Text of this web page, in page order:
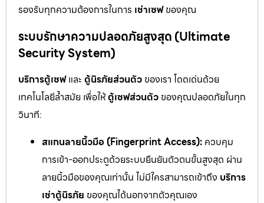
รองรับทุกความต้องการในการ เช่าเซฟของคุณ
ระบบรักษาความปลอดภัยสูงสุด (Ultimate
Security System)
บริการตู้เซฟและ ตู้นิรภัยส่วนตัว ของเรา โดดเด่นด้วย
เทคโนโลยีล้ำสมัย เพื่อให้ตู้เซฟส่วนตัว ของคุณปลอดภัยในทุก
วินาที:
สแกนลายนิ้วมือ (Fingerprint Access): ควบคุม
การเข้า-ออกประตูด้วยระบบยืนยันตัวตนขั้นสูงสุด ผ่าน
ลายนิ้วมือของคุณเท่านั้น ไม่มีใครสามารถเข้าถึง บริการ
เช่าตู้นิรภัย ของคุณได้นอกจากตัวคุณเอง